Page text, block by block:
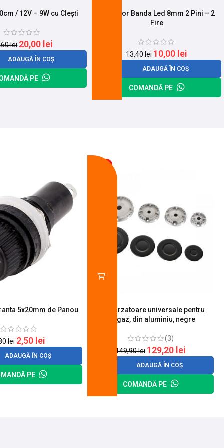
/ 12V – 9W cu Clești
lei 20,00 lei
ADAUGĂ ÎN COȘ
PE
Conector Banda Led 8mm 2 Pini – 2
Fire
13,40lei 10,00 lei
ADAUGĂ ÎN COȘ
COMANDĂ PE
5x20mm de Panou
lei 2,50 lei
ADAUGĂ ÎN COȘ
PE
Set 4 arzatoare universale pentru
aragaz, din aluminiu, negre
(3)
149,90lei 129,20 lei
ADAUGĂ ÎN COȘ
COMANDĂ PE